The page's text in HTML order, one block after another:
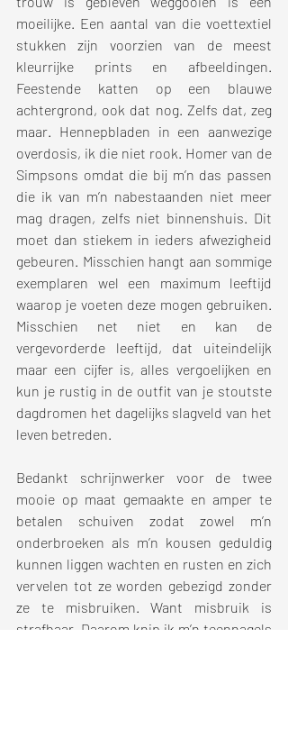
moeilijke. Een aantal van die voettextiel
stukken zijn voorzien van de meest
kleurrijke prints en afbeeldingen.
Feestende katten op een blauwe
achtergrond, ook dat nog. Zelfs dat, zeg
maar. Hennepbladen in een aanwezige
overdosis, ik die niet rook. Homer van de
Simpsons omdat die bij m’n das passen
die ik van m’n nabestaanden niet meer
mag dragen, zelfs niet binnenshuis. Dit
moet dan stiekem in ieders afwezigheid
gebeuren. Misschien hangt aan sommige
exemplaren wel een maximum leeftijd
waarop je voeten deze mogen gebruiken.
Misschien net niet en kan de
vergevorderde leeftijd, dat uiteindelijk
maar een cijfer is, alles vergoelijken en
kun je rustig in de outfit van je stoutste
dagdromen het dagelijks slagveld van het
leven betreden.
Bedankt schrijnwerker voor de twee
mooie op maat gemaakte en amper te
betalen schuiven zodat zowel m’n
onderbroeken als m’n kousen geduldig
kunnen liggen wachten en rusten en zich
vervelen tot ze worden gebezigd zonder
ze te misbruiken. Want misbruik is
strafbaar. Daarom knip ik m’n teennagels